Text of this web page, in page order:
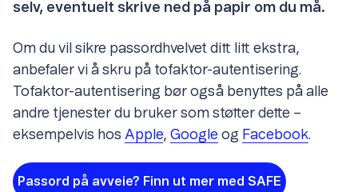
selv, eventuelt skrive ned på papir om du må.
Om du vil sikre passordhvelvet ditt litt ekstra,
anbefaler vi å skru på tofaktor-autentisering.
Tofaktor-autentisering bør også benyttes på alle
andre tjenester du bruker som støtter dette –
eksempelvis hos Apple, Google og Facebook.
Passord på avveie? Finn ut mer med SAFE